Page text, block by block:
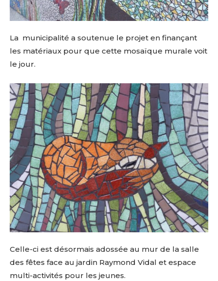
La municipalité a soutenue le projet en finançant
les matériaux pour que cette mosaïque murale voit
le jour.
Celle-ci est désormais adossée au mur de la salle
des fêtes face au jardin Raymond Vidal et espace
multi-activités pour les jeunes.